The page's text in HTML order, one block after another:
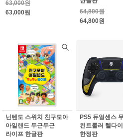
63,000원
63,000원
64,800원
64,800원
닌텐도 스위치 친구모아
아일랜드 두근두근
라이프 한글판
PS5 듀얼센스
컨트롤러 헬다
한정판